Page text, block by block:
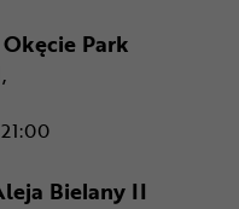
Park
- CH Okęcie
Bielany II